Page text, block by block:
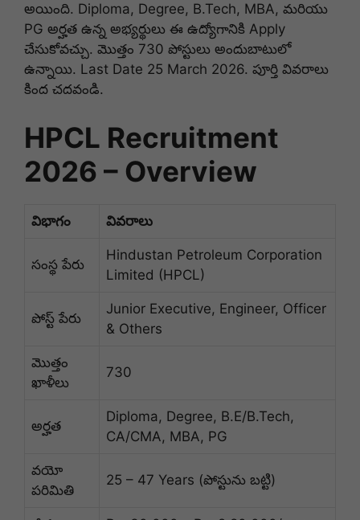
అయింది. Diploma, Degree, B.Tech, MBA, మరియు
PG అర్హత ఉన్న అభ్యర్థులు ఈ ఉద్యోగానికి Apply
చేసుకోవచ్చు. మొత్తం 730 పోస్టులు అందుబాటులో
ఉన్నాయి. Last Date 25 March 2026. పూర్తి వివరాలు
కింద చదవండి.
HPCL Recruitment
2026 – Overview
విభాగం వివరాలు
సంస్థ పేరు
Hindustan Petroleum Corporation
Limited (HPCL)
పోస్ట్ పేరు
Junior Executive, Engineer, Officer
& Others
మొత్తం
ఖాళీలు
730
అర్హత
Diploma, Degree, B.E/B.Tech,
CA/CMA, MBA, PG
వయో
పరిమితి
25 – 47 Years (పోస్టును బట్టి)